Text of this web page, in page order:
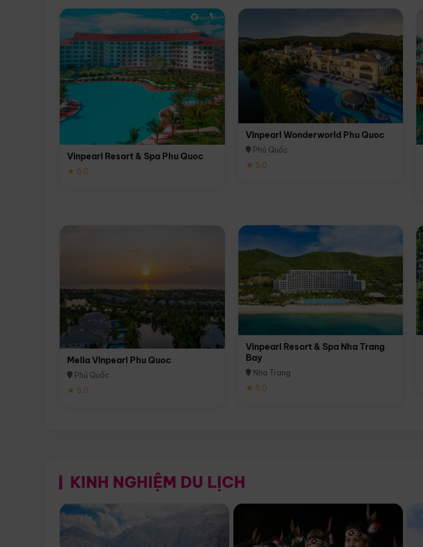
Vinpearl Resort & Spa Phu Quoc
★ 5.0
Vinpearl Wonderworld Phu Quoc
Phú Quốc
★ 5.0
Melia Vinpearl Phu Quoc
Phú Quốc
★ 5.0
Vinpearl Resort & Spa Nha Trang
Bay
Nha Trang
★ 5.0
KINH NGHIỆM DU LỊCH